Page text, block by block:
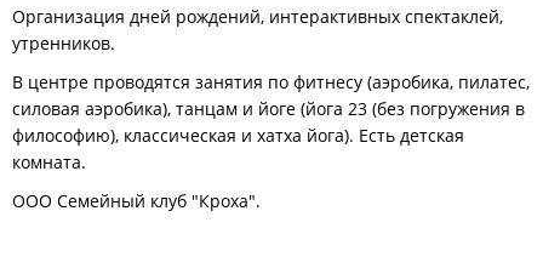
Организация дней рождений, интерактивных спектаклей,
утренников.
В центре проводятся занятия по фитнесу (аэробика, пилатес,
силовая аэробика), танцам и йоге (йога 23 (без погружения в
философию), классическая и хатха йога). Есть детская
комната.
ООО Семейный клуб "Кроха".